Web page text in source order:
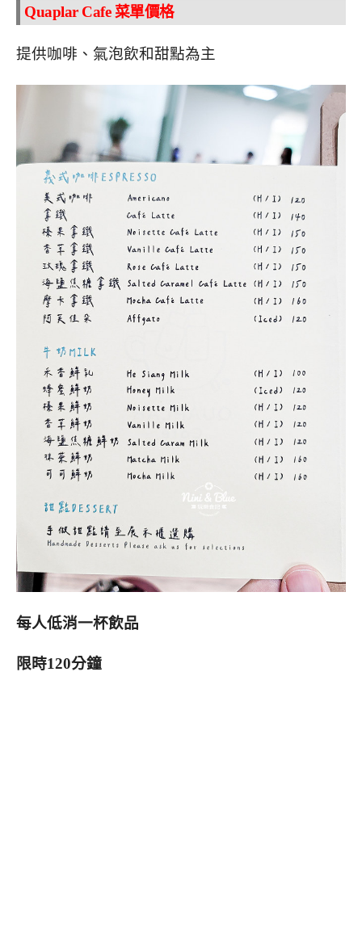
Quaplar Cafe 菜單價格
提供咖啡、氣泡飲和甜點為主
每人低消一杯飲品
限時120分鐘